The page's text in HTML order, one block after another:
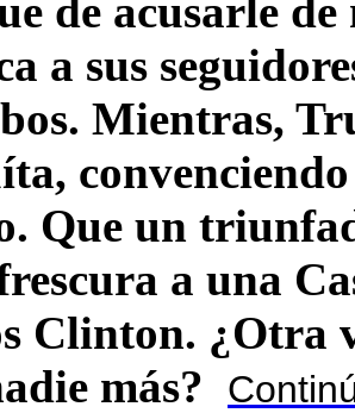
de acusarle
a sus
Mientras,
Que un
a una
Clinton. ¿Otra
más?